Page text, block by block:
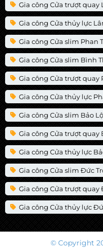
Gia công Cửa trượt quay
Gia công Cửa thủy lực
Gia công Cửa slim Phan
Gia công Cửa slim Bình
Gia công Cửa trượt quay
Gia công Cửa thủy lực
Gia công Cửa slim Bảo
Gia công Cửa trượt quay
Gia công Cửa thủy lực
Gia công Cửa slim Đức
Gia công Cửa trượt quay
Gia công Cửa thủy lực
© Copyright